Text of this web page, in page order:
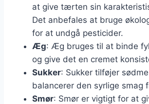
at give tærten sin
Det anbefales at bruge
for at undgå pesticider.
Æg: Æg bruges til at binde
og give det en cremet
Sukker: Sukker tilføjer
balancerer den syrlige smag
Smør: Smør er vigtigt for at